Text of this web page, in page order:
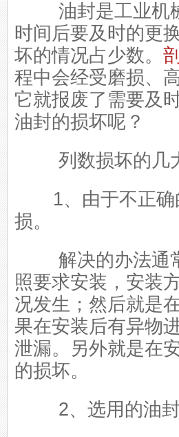
油封是工业机械
时间后要及时的更
坏的情况占少数。
程中会经受磨损、
它就报废了需要及
油封的损坏呢？
列数损坏的几大
1、由于不正确
损。
解决的办法通
照要求安装，安装
况发生；然后就是
果在安装后有异物
泄漏。另外就是在
的损坏。
2、选用的油封